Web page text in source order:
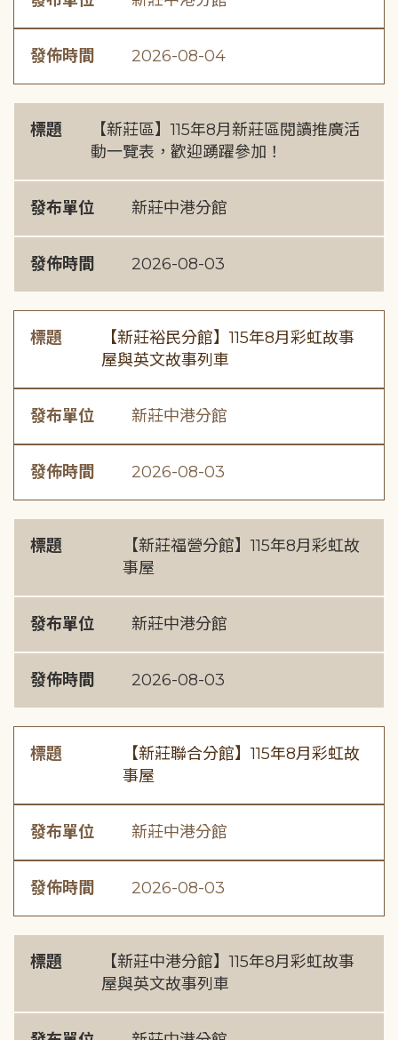
發佈時間 2026-08-04
標題
【新莊區】115年8月新莊區閱讀推廣活
動一覽表，歡迎踴躍參加！
發布單位 新莊中港分館
發佈時間 2026-08-03
標題
【新莊裕民分館】115年8月彩虹故事
屋與英文故事列車
發布單位 新莊中港分館
發佈時間 2026-08-03
標題
【新莊福營分館】115年8月彩虹故
事屋
發布單位 新莊中港分館
發佈時間 2026-08-03
標題
【新莊聯合分館】115年8月彩虹故
事屋
發布單位 新莊中港分館
發佈時間 2026-08-03
標題
【新莊中港分館】115年8月彩虹故事
屋與英文故事列車